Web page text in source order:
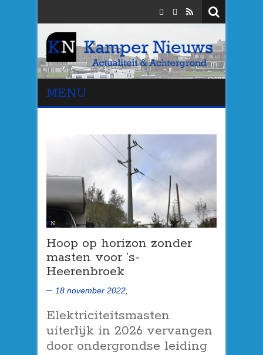
MENU
Hoop op horizon zonder
masten voor ’s-
Heerenbroek
18 november 2022,
Elektriciteitsmasten
uiterlijk in 2026 vervangen
door ondergrondse leiding